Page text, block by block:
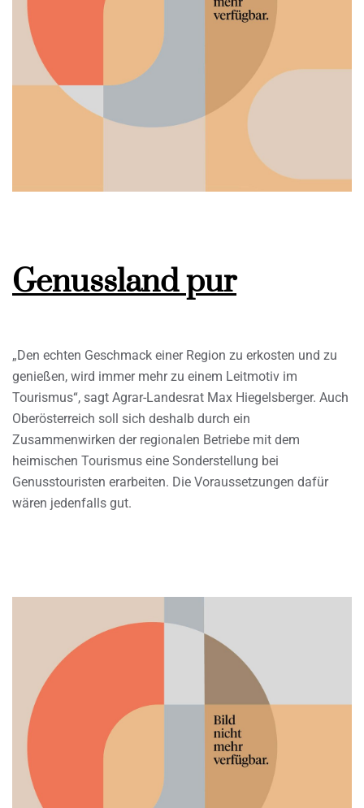
Genussland pur
„Den echten Geschmack einer Region zu erkosten und zu
genießen, wird immer mehr zu einem Leitmotiv im
Tourismus“, sagt Agrar-Landesrat Max Hiegelsberger. Auch
Oberösterreich soll sich deshalb durch ein
Zusammenwirken der regionalen Betriebe mit dem
heimischen Tourismus eine Sonderstellung bei
Genusstouristen erarbeiten. Die Voraussetzungen dafür
wären jedenfalls gut.